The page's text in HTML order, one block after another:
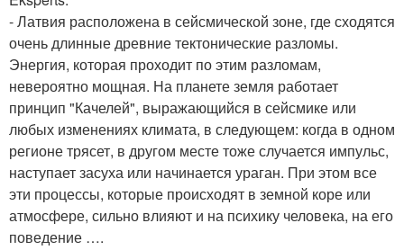
- Латвия расположена в сейсмической зоне, где сходятся
очень длинные древние тектонические разломы.
Энергия, которая проходит по этим разломам,
невероятно мощная. На планете земля работает
принцип "Качелей", выражающийся в сейсмике или
любых изменениях климата, в следующем: когда в одном
регионе трясет, в другом месте тоже случается импульс,
наступает засуха или начинается ураган. При этом все
эти процессы, которые происходят в земной коре или
атмосфере, сильно влияют и на психику человека, на его
поведение ….